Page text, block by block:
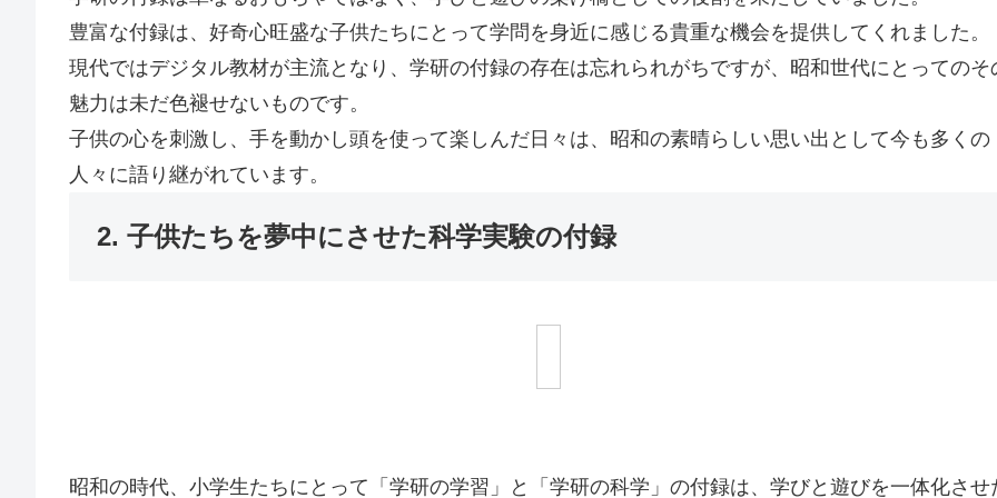
豊富な付録は、好奇心旺盛な子供たちにとって学問を身近に感じる貴重な機会を提供してくれました。
現代ではデジタル教材が主流となり、学研の付録の存在は忘れられがちですが、昭和世代にとってのそ
魅力は未だ色褪せないものです。
子供の心を刺激し、手を動かし頭を使って楽しんだ日々は、昭和の素晴らしい思い出として今も多くの
人々に語り継がれています。
2. 子供たちを夢中にさせた科学実験の付録
昭和の時代、小学生たちにとって「学研の学習」と「学研の科学」の付録は、学びと遊びを一体化させ